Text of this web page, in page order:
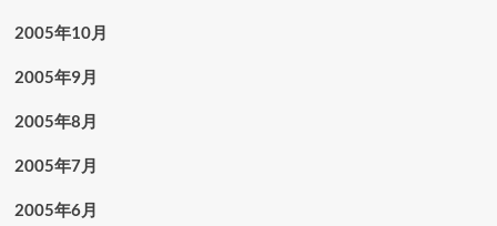
2005年10月
2005年9月
2005年8月
2005年7月
2005年6月